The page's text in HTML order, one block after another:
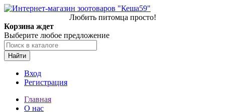
Любить питомца просто!
Корзина ждет
Выберите любое предложение
Найти
Вход
Регистрация
Главная
О нас